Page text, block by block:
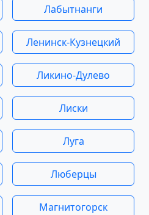
Лабытнанги
Ленинск-Кузнецкий
Ликино-Дулево
Лиски
Луга
Люберцы
Магнитогорск